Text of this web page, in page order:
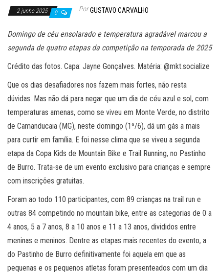
2 junho 2025 0 Por GUSTAVO CARVALHO
Domingo de céu ensolarado e temperatura agradável marcou a
segunda de quatro etapas da competição na temporada de 2025
Crédito das fotos. Capa: Jayne Gonçalves. Matéria: @mkt.socialize
Que os dias desafiadores nos fazem mais fortes, não resta
dúvidas. Mas não dá para negar que um dia de céu azul e sol, com
temperaturas amenas, como se viveu em Monte Verde, no distrito
de Camanducaia (MG), neste domingo (1º/6), dá um gás a mais
para curtir em família. E foi nesse clima que se viveu a segunda
etapa da Copa Kids de Mountain Bike e Trail Running, no Pastinho
de Burro. Trata-se de um evento exclusivo para crianças e sempre
com inscrições gratuitas.
Foram ao todo 110 participantes, com 89 crianças na trail run e
outras 84 competindo no mountain bike, entre as categorias de 0 a
4 anos, 5 a 7 anos, 8 a 10 anos e 11 a 13 anos, divididos entre
meninas e meninos. Dentre as etapas mais recentes do evento, a
do Pastinho de Burro definitivamente foi aquela em que as
pequenas e os pequenos atletas foram presenteados com um dia